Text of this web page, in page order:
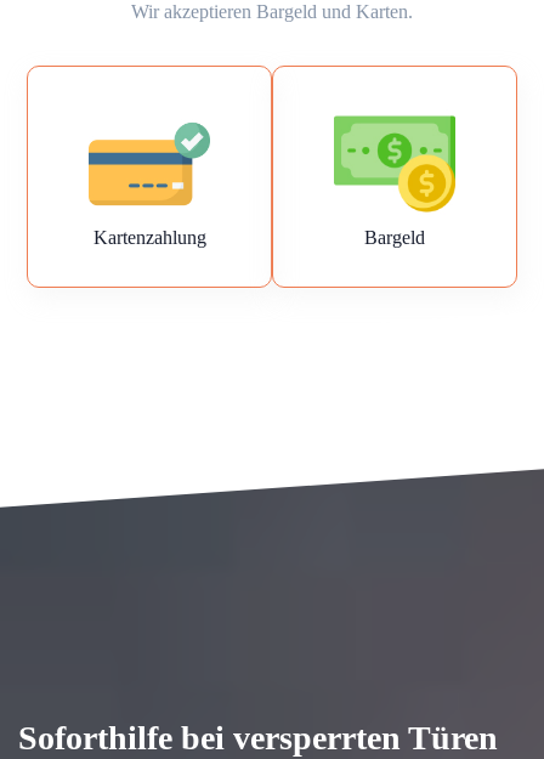
Wir akzeptieren Bargeld und Karten.
Kartenzahlung Bargeld
Soforthilfe bei versperrten Türen